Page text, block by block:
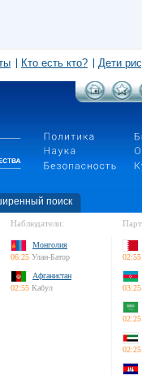
Кто есть кто? Дети
поиск
Наблюдатели:
Монголия
06:25 Улан-Батор
Афганистан
02:55 Кабул
02:55
03:25
02:25
02:25